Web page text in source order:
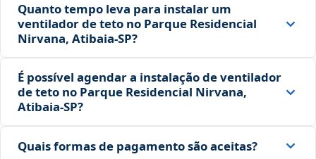
Quanto tempo leva para instalar um
ventilador de teto no Parque Residencial
Nirvana, Atibaia‑SP?
É possível agendar a instalação de ventilador
de teto no Parque Residencial Nirvana,
Atibaia‑SP?
Quais formas de pagamento são aceitas?